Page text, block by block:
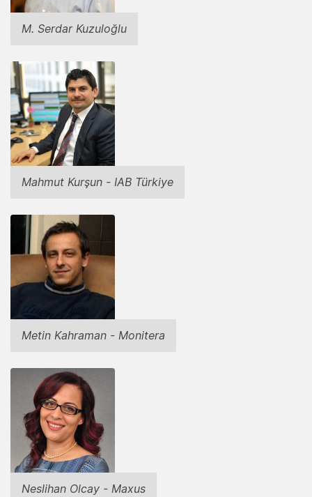
M. Serdar Kuzuloğlu
Mahmut Kurşun - IAB Türkiye
Metin Kahraman - Monitera
Neslihan Olcay - Maxus